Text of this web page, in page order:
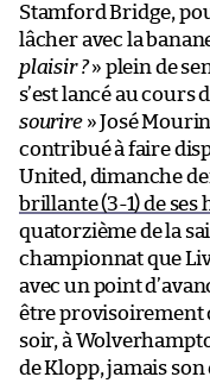
Stamford Bridge,
lâcher avec la
plaisir ?» plein de
s’est lancé au cours
sourire» José
contribué à faire
United, dimanche
brillante (3-1) de ses
quatorzième de la
championnat que
avec un point
être provisoirement
soir, à
de Klopp, jamais